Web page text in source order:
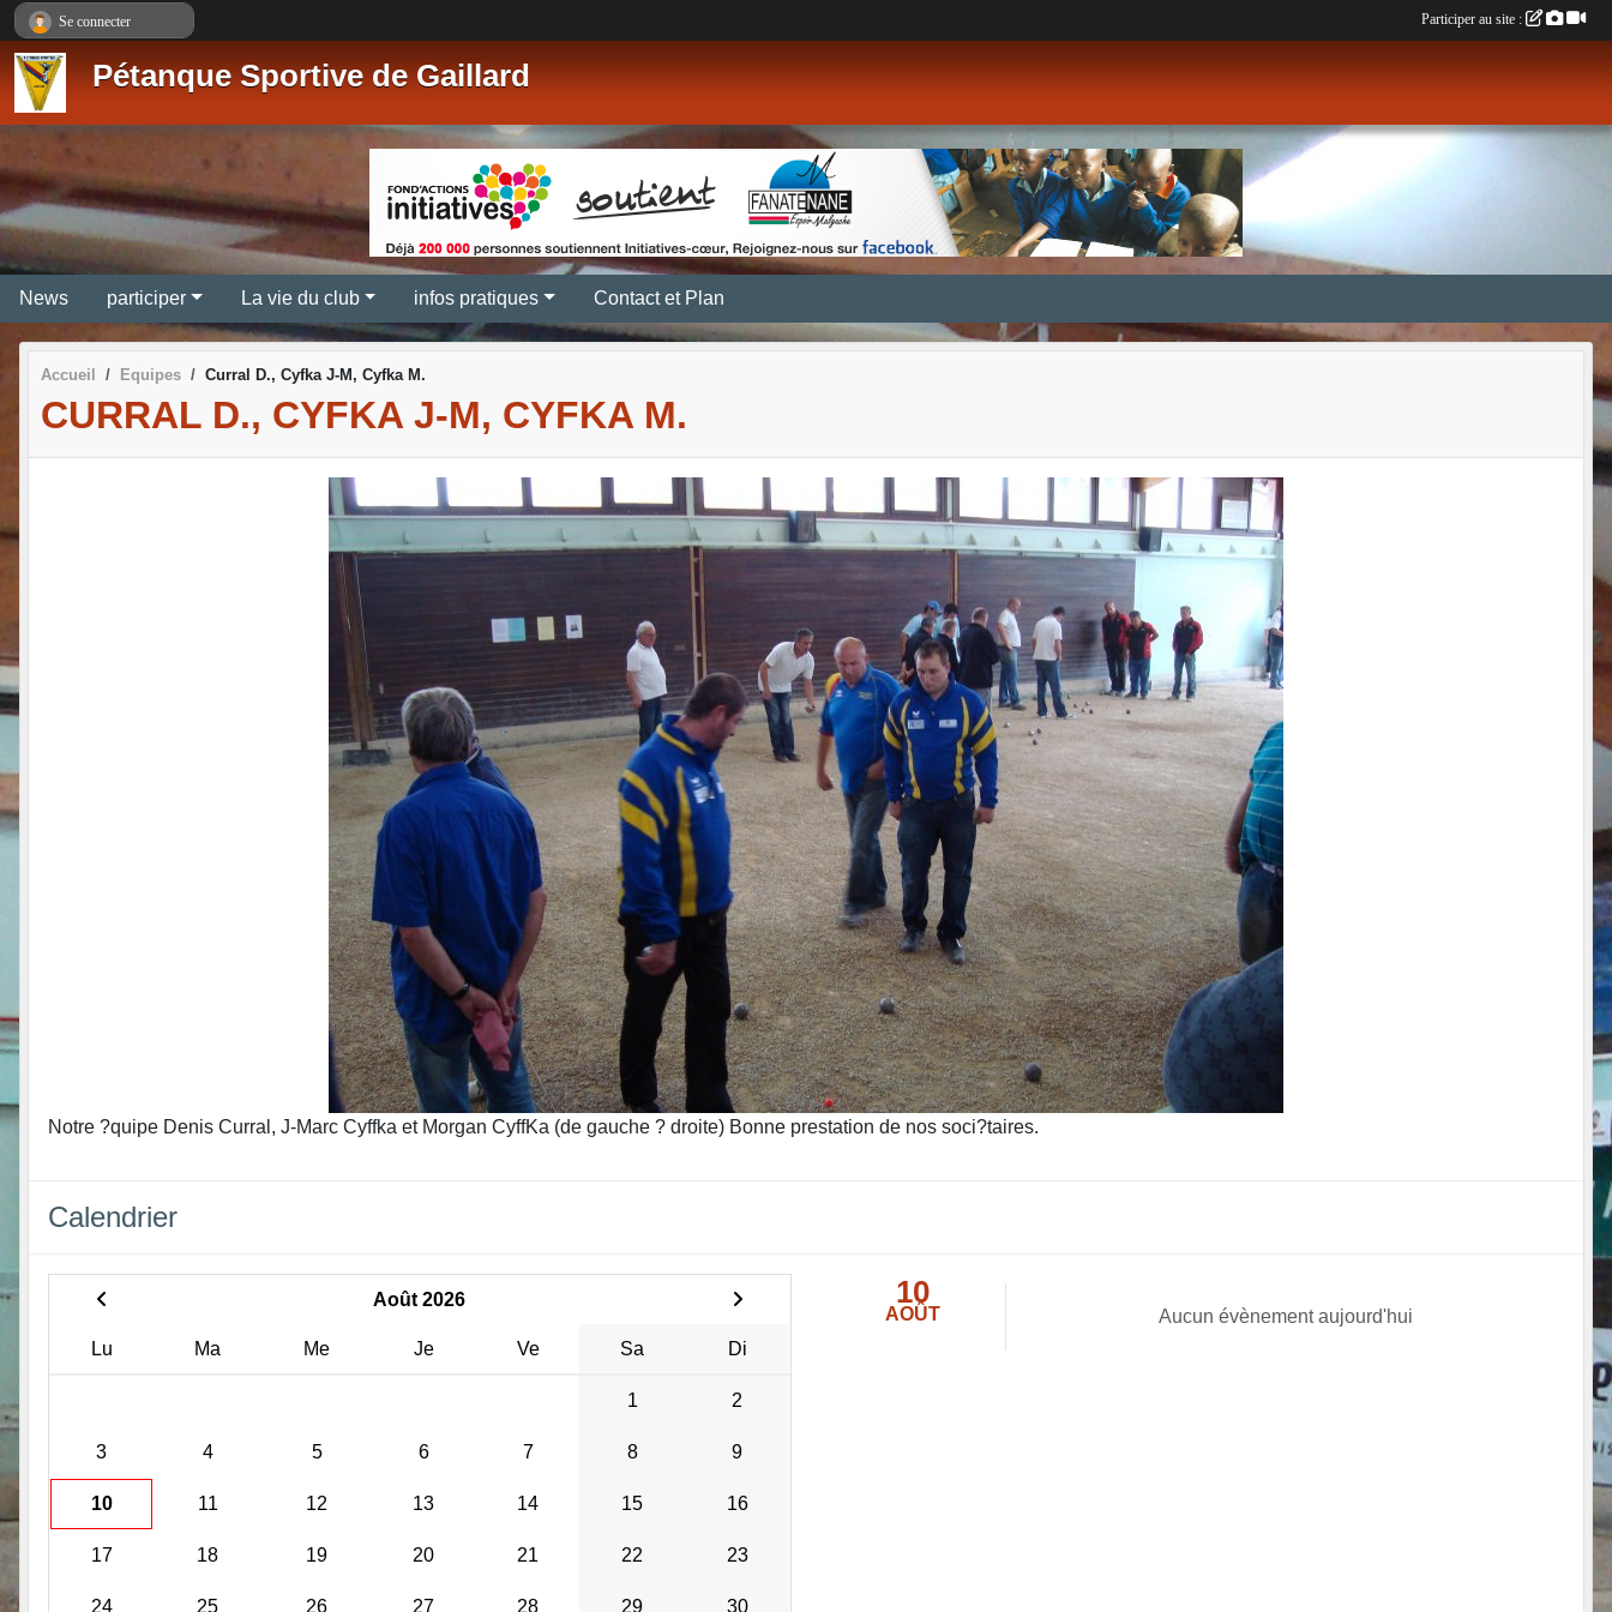
Pétanque Sportive de Gaillard
News participer La vie du club infos pratiques Contact et Plan
Accueil Equipes Curral D., Cyfka J-M, Cyfka M.
CURRAL D., CYFKA J-M, CYFKA M.
Notre ?quipe Denis Curral, J-Marc Cyffka et Morgan CyffKa (de gauche ? droite) Bonne prestation de nos soci?taires.
Calendrier
Août 2026
Lu Ma Me Je Ve Sa Di
1 2
3 4 5 6 7 8 9
10 11 12 13 14 15 16
17 18 19 20 21 22 23
24 25 26 27 28 29 30
10
AOÛT Aucun évènement aujourd'hui
Se connecter Participer au site :
Panneau de gestion des cookies